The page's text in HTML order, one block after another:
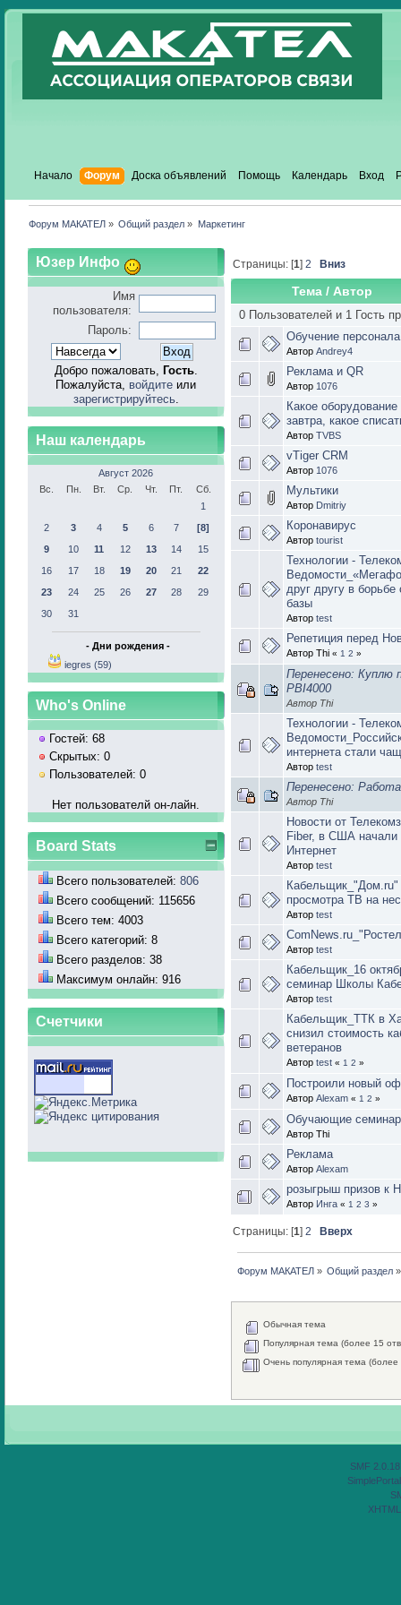
Начало Форум Доска объявлений Помощь Календарь Вход
Форум МАКАТЕЛ » Общий раздел » Маркетинг
Юзер Инфо
Имя
пользователя:
Пароль:
Добро пожаловать, Гость.
Пожалуйста, войдите или
зарегистрируйтесь.
Наш календарь
Август 2026
Вс.
Пн. Вт. Ср. Чт. Пт.
Сб.
1
2
3 4 5 6 7
[8]
9
10 11 12 13 14
15
16
17 18 19 20 21
22
23
24 25 26 27 28
29
30
31
- Дни рождения -
iegres (59)
Who's Online
Гостей: 68
Скрытых: 0
Пользователей: 0
Нет пользователй он-лайн.
Board Stats
Всего пользователей: 806
Всего сообщений: 115656
Всего тем: 4003
Всего категорий: 8
Всего разделов: 38
Максимум онлайн: 916
Счетчики
Страницы: [1]2 Вниз
Тема/ Автор
0 Пользователей и 1 Гость
Обучение персонала
Автор Andrey4
Реклама и QR
Автор 1076
Какое
завтра, какое
Автор TVBS
vTiger CRM
Автор 1076
Мультики
Автор Dmitriy
Коронавирус
Автор tourist
Технологии -
друг другу в борьбе
базы
Автор test
Репетиция перед
Автор Thi « 1 2 »
Перенесено: Куплю
PBI4000
Автор Thi
Технологии -
интернета стали
Автор test
Перенесено:
Автор Thi
Новости от
Fiber, в США начали
Интернет
Автор test
Кабельщик_"Дом.ru"
просмотра ТВ на
Автор test
Автор test
Кабельщик_16
семинар Школы
Автор test
Кабельщик_ТТК в
снизил стоимость
ветеранов
Автор test « 1 2 »
Построили новый
Автор Alexam « 1 2 »
Обучающие
Автор Thi
Реклама
Автор Alexam
розыгрыш призов к
Автор Инга « 1 2 3 »
Страницы: [1]2 Вверх
Форум МАКАТЕЛ» Общий раздел »
Обычная тема
Популярная тема (более 15
Очень популярная тема (более
SMF 2.0.18
XHTML